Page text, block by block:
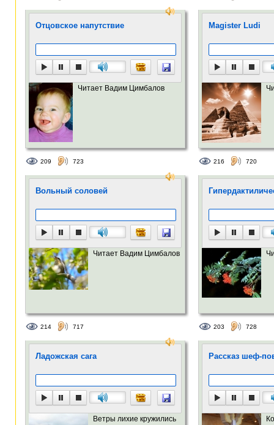
Отцовское напутствие
Читает Вадим Цимбалов
209 723
Magister Ludi
216 720
Вольный соловей
Читает Вадим Цимбалов
214 717 203 728
Ладожская сага
Ветры лихие кружились
Рассказ шеф-